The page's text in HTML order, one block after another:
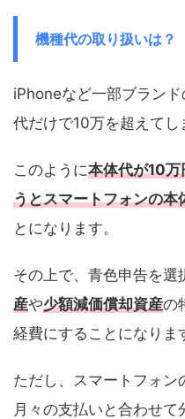
機種代の取り扱いは？
iPhoneなど一部ブラン
代だけで10万を超えてし
このように本体代が10万
うとスマートフォンの本
とになります。
その上で、青色申告を選
産や少額減価償却資産の
経費にすることになりま
ただし、スマートフォン
月々の支払いと合わせて